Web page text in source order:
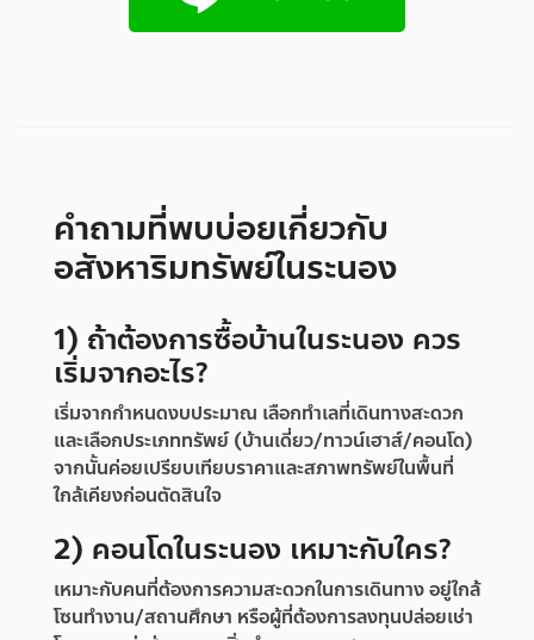
คำถามที่พบบ่อยเกี่ยวกับ
อสังหาริมทรัพย์ในระนอง
1) ถ้าต้องการซื้อบ้านในระนอง ควร
เริ่มจากอะไร?
เริ่มจากกำหนดงบประมาณ เลือกทำเลที่เดินทางสะดวก
และเลือกประเภททรัพย์ (บ้านเดี่ยว/ทาวน์เฮาส์/คอนโด)
จากนั้นค่อยเปรียบเทียบราคาและสภาพทรัพย์ในพื้นที่
ใกล้เคียงก่อนตัดสินใจ
2) คอนโดในระนอง เหมาะกับใคร?
เหมาะกับคนที่ต้องการความสะดวกในการเดินทาง อยู่ใกล้
โซนทำงาน/สถานศึกษา หรือผู้ที่ต้องการลงทุนปล่อยเช่า